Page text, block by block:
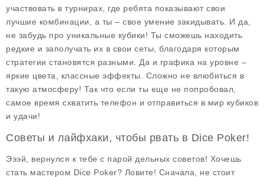
участвовать в турнирах, где ребята показывают свои
лучшие комбинации, а ты – свое умение закидывать. И да,
не забудь про уникальные кубики! Ты сможешь находить
редкие и заполучать их в свои сеты, благодаря которым
стратегии становятся разными. Да и графика на уровне –
яркие цвета, классные эффекты. Сложно не влюбиться в
такую атмосферу! Так что если ты еще не попробовал,
самое время схватить телефон и отправиться в мир кубиков
и удачи!
Советы и лайфхаки, чтобы рвать в Dice Poker!
Эээй, вернулся к тебе с парой дельных советов! Хочешь
стать мастером Dice Poker? Ловите! Сначала, не стоит